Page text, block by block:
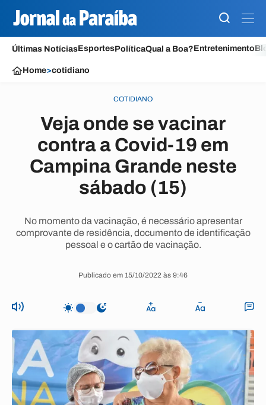
Últimas NotíciasEsportesPolíticaQual a Boa?Entretenimento
Home>cotidiano
COTIDIANO
Veja onde se vacinar
contra a Covid-19 em
Campina Grande neste
sábado (15)
No momento da vacinação, é necessário apresentar
comprovante de residência, documento de identificação
pessoal e o cartão de vacinação.
Publicado em 15/10/2022 às 9:46